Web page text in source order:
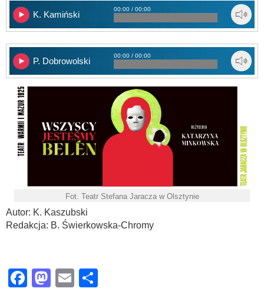
K. Kamiński
00:00 / 00:00
P. Dobrowolski
00:00 / 00:00
Fot. Teatr Stefana Jaracza w Olsztynie
Autor: K. Kaszubski
Redakcja: B. Świerkowska-Chromy
Facebook
Mastodon
Email